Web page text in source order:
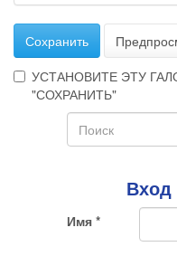
Сохранить
УСТАНОВИТЕ ЭТУ
"СОХРАНИТЬ"
галочка
Форма
поиска
Вход
Имя *